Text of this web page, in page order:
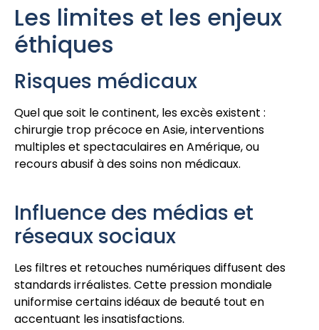
Les limites et les enjeux
éthiques
Risques médicaux
Quel que soit le continent, les excès existent :
chirurgie trop précoce en Asie, interventions
multiples et spectaculaires en Amérique, ou
recours abusif à des soins non médicaux.
Influence des médias et
réseaux sociaux
Les filtres et retouches numériques diffusent des
standards irréalistes. Cette pression mondiale
uniformise certains idéaux de beauté tout en
accentuant les insatisfactions.